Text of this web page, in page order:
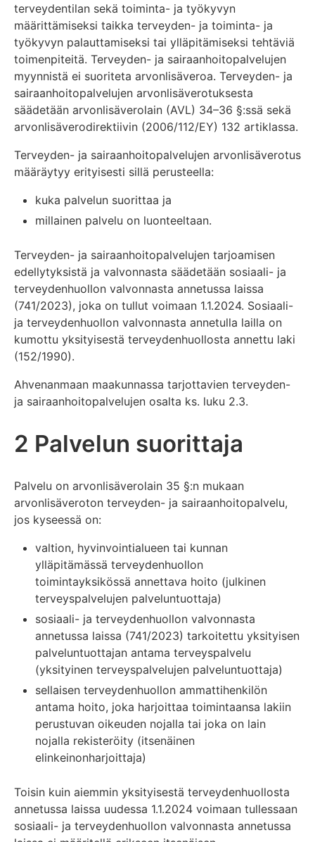
terveydentilan sekä toiminta- ja työkyvyn
määrittämiseksi taikka terveyden- ja toiminta- ja
työkyvyn palauttamiseksi tai ylläpitämiseksi tehtäviä
toimenpiteitä. Terveyden- ja sairaanhoitopalvelujen
myynnistä ei suoriteta arvonlisäveroa. Terveyden- ja
sairaanhoitopalvelujen arvonlisäverotuksesta
säädetään arvonlisäverolain (AVL) 34–36 §:ssä sekä
arvonlisäverodirektiivin (2006/112/EY) 132 artiklassa.
Terveyden- ja sairaanhoitopalvelujen arvonlisäverotus
määräytyy erityisesti sillä perusteella:
kuka palvelun suorittaa ja
millainen palvelu on luonteeltaan.
Terveyden- ja sairaanhoitopalvelujen tarjoamisen
edellytyksistä ja valvonnasta säädetään sosiaali- ja
terveydenhuollon valvonnasta annetussa laissa
(741/2023), joka on tullut voimaan 1.1.2024. Sosiaali-
ja terveydenhuollon valvonnasta annetulla lailla on
kumottu yksityisestä terveydenhuollosta annettu laki
(152/1990).
Ahvenanmaan maakunnassa tarjottavien terveyden-
ja sairaanhoitopalvelujen osalta ks. luku 2.3.
2 Palvelun suorittaja
Palvelu on arvonlisäverolain 35 §:n mukaan
arvonlisäveroton terveyden- ja sairaanhoitopalvelu,
jos kyseessä on:
valtion, hyvinvointialueen tai kunnan
ylläpitämässä terveydenhuollon
toimintayksikössä annettava hoito (julkinen
terveyspalvelujen palveluntuottaja)
sosiaali- ja terveydenhuollon valvonnasta
annetussa laissa (741/2023) tarkoitettu yksityisen
palveluntuottajan antama terveyspalvelu
(yksityinen terveyspalvelujen palveluntuottaja)
sellaisen terveydenhuollon ammattihenkilön
antama hoito, joka harjoittaa toimintaansa lakiin
perustuvan oikeuden nojalla tai joka on lain
nojalla rekisteröity (itsenäinen
elinkeinonharjoittaja)
Toisin kuin aiemmin yksityisestä terveydenhuollosta
annetussa laissa uudessa 1.1.2024 voimaan tullessaan
sosiaali- ja terveydenhuollon valvonnasta annetussa